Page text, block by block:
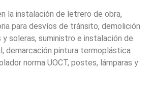
la instalación de letrero de obra,
para desvíos de tránsito, demolición
y soleras, suministro e instalación de
demarcación pintura termoplástica
norma UOCT, postes, lámparas y